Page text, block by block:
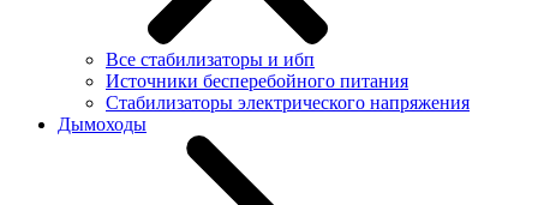
Все стабилизаторы и ибп
Источники бесперебойного питания
Стабилизаторы электрического напряжения
Дымоходы